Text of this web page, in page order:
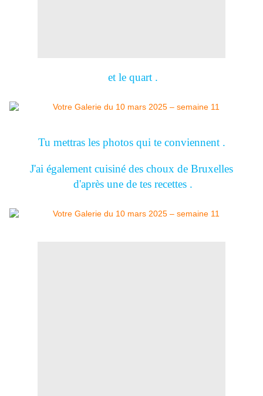
et le quart .
Tu mettras les photos qui te conviennent .
J'ai également cuisiné des choux de Bruxelles
d'après une de tes recettes .